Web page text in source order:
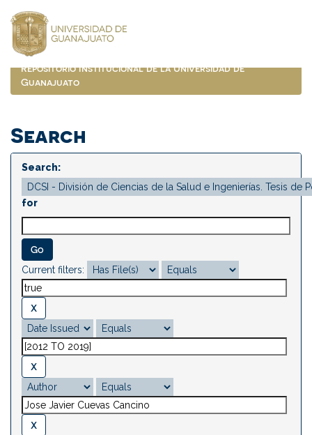
navigation
Repositorio Institucional de la Universidad de
Guanajuato
Search
Search:
for
Current filters: